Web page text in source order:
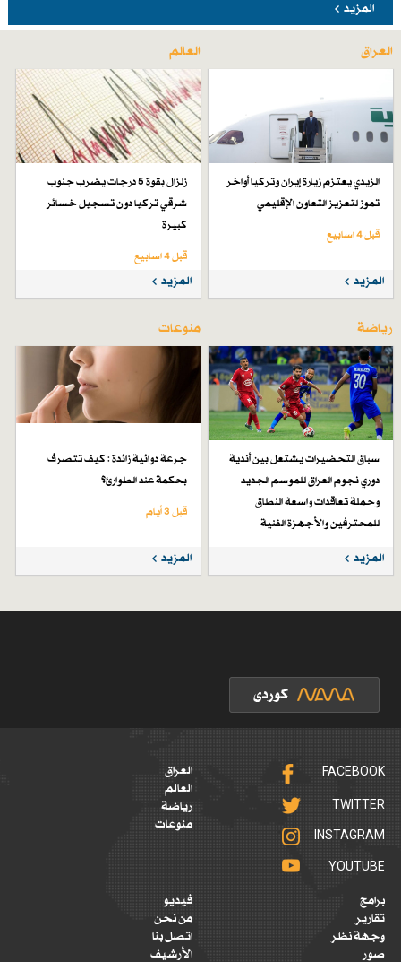
المزيد
العراق
الزيدي يعتزم زيارة إيران وتركيا أواخر
تموز لتعزيز التعاون الإقليمي
قبل 4 اسابیع
المزيد
العالم
زلزال بقوة 5 درجات يضرب جنوب
شرقي تركيا دون تسجيل خسائر
كبيرة
قبل 4 اسابیع
المزيد
رياضة
سباق التحضيرات يشتعل بين أندية
دوري نجوم العراق للموسم الجديد
وحملة تعاقدات واسعة النطاق
للمحترفين والأجهزة الفنية
قبل 7 أيام
المزيد
منوعات
جرعة دوائية زائدة : كيف تتصرف
بحكمة عند الطوارئ؟
قبل 3 أيام
المزيد
FACEBOOK
TWITTER
INSTAGRAM
YOUTUBE
العراق
العالم
رياضة
منوعات
برامج
تقارير
وجهة نظر
صور
فيديو
من نحن
اتصل بنا
الأرشيف